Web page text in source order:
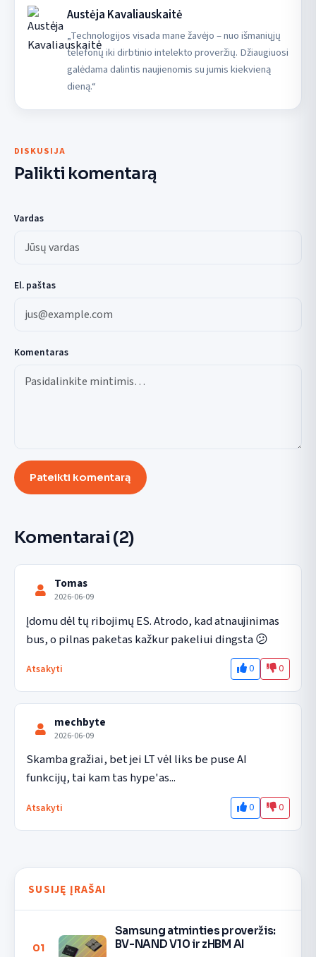
Austėja Kavaliauskaitė
„Technologijos visada mane žavėjo – nuo išmaniųjų
telefonų iki dirbtinio intelekto proveržių. Džiaugiuosi
galėdama dalintis naujienomis su jumis kiekvieną
dieną.“
DISKUSIJA
Palikti komentarą
Vardas
El. paštas
Komentaras
Pateikti komentarą
Komentarai (2)
Tomas
2026-06-09
Įdomu dėl tų ribojimų ES. Atrodo, kad atnaujinimas
bus, o pilnas paketas kažkur pakeliui dingsta 😕
Atsakyti 0 0
mechbyte
2026-06-09
Skamba gražiai, bet jei LT vėl liks be puse AI
funkcijų, tai kam tas hype'as...
Atsakyti 0 0
SUSIJĘ ĮRAŠAI
01
Samsung atminties proveržis:
BV-NAND V10 ir zHBM AI